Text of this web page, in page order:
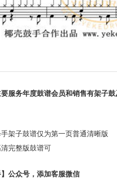
服务年度鼓谱会员和销售有架子
架子鼓谱仅为第一页普通清晰版
完整版鼓谱可
公众号，添加客服微信